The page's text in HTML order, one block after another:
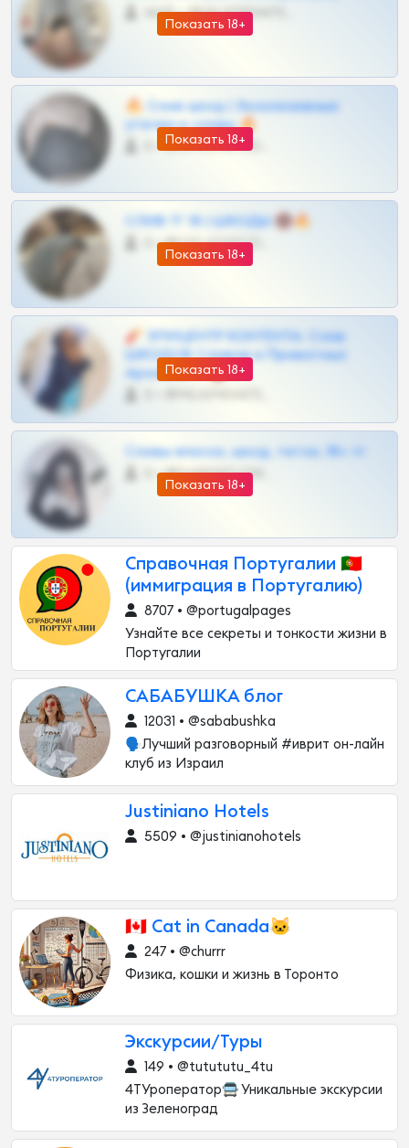
Показать 18+
4675 •
Показать 18+
🔥 Слив шкод | Эксклюзивные
утечки и сливы 🔥
0 •
Показать 18+
СЛИВ ТГ 18 | ШКОДЫ 🔞🔥
0 •
Показать 18+
🧨 ЭПИЦЕНТР КОНТЕНТА: Слив
ШКОДОВ Сливов и Приватных
Архивов ТГ 🔞💎
Показать 18+
Сливы вписок, шкод, теток, 18+ тг
0 •
Справочная Португалии 🇵🇹
(иммиграция в Португалию)
8707 • @portugalpages
Узнайте все секреты и тонкости жизни в
Португалии
САБАБУШКА блог
12031 • @sababushka
🗣️Лучший разговорный #иврит он-лайн
клуб из Израил
Justiniano Hotels
5509 • @justinianohotels
🇨🇦 Cat in Canada🐱
247 • @churrr
Физика, кошки и жизнь в Торонто
Экскурсии/Туры
149 • @tutututu_4tu
4ТУроператор🚍 Уникальные экскурсии
из Зеленоград